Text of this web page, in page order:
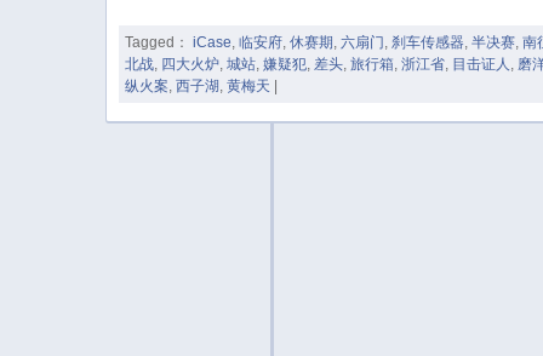
Tagged： iCase,临安府,休赛期,六扇门,刹车传感器,半决赛,南
北战, 四大火炉,城站,嫌疑犯, 差头,旅行箱,浙江省, 目击证人 , 磨
纵火案,西子湖,黄梅天